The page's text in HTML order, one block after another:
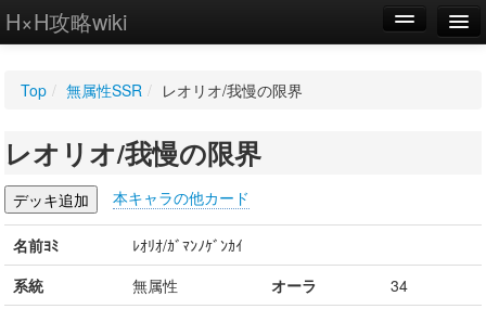
H×H攻略wiki
WIKI
設定
Top / 無属性SSR / レオリオ/我慢の限界
レオリオ/我慢の限界
本キャラの他カード
名前ﾖﾐ
ﾚｵﾘｵ/ｶﾞﾏﾝﾉｹﾞﾝｶｲ
系統
無属性 オーラ
34